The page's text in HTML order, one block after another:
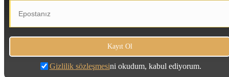
Gizlilik sözleşmesini okudum, kabul ediyorum.